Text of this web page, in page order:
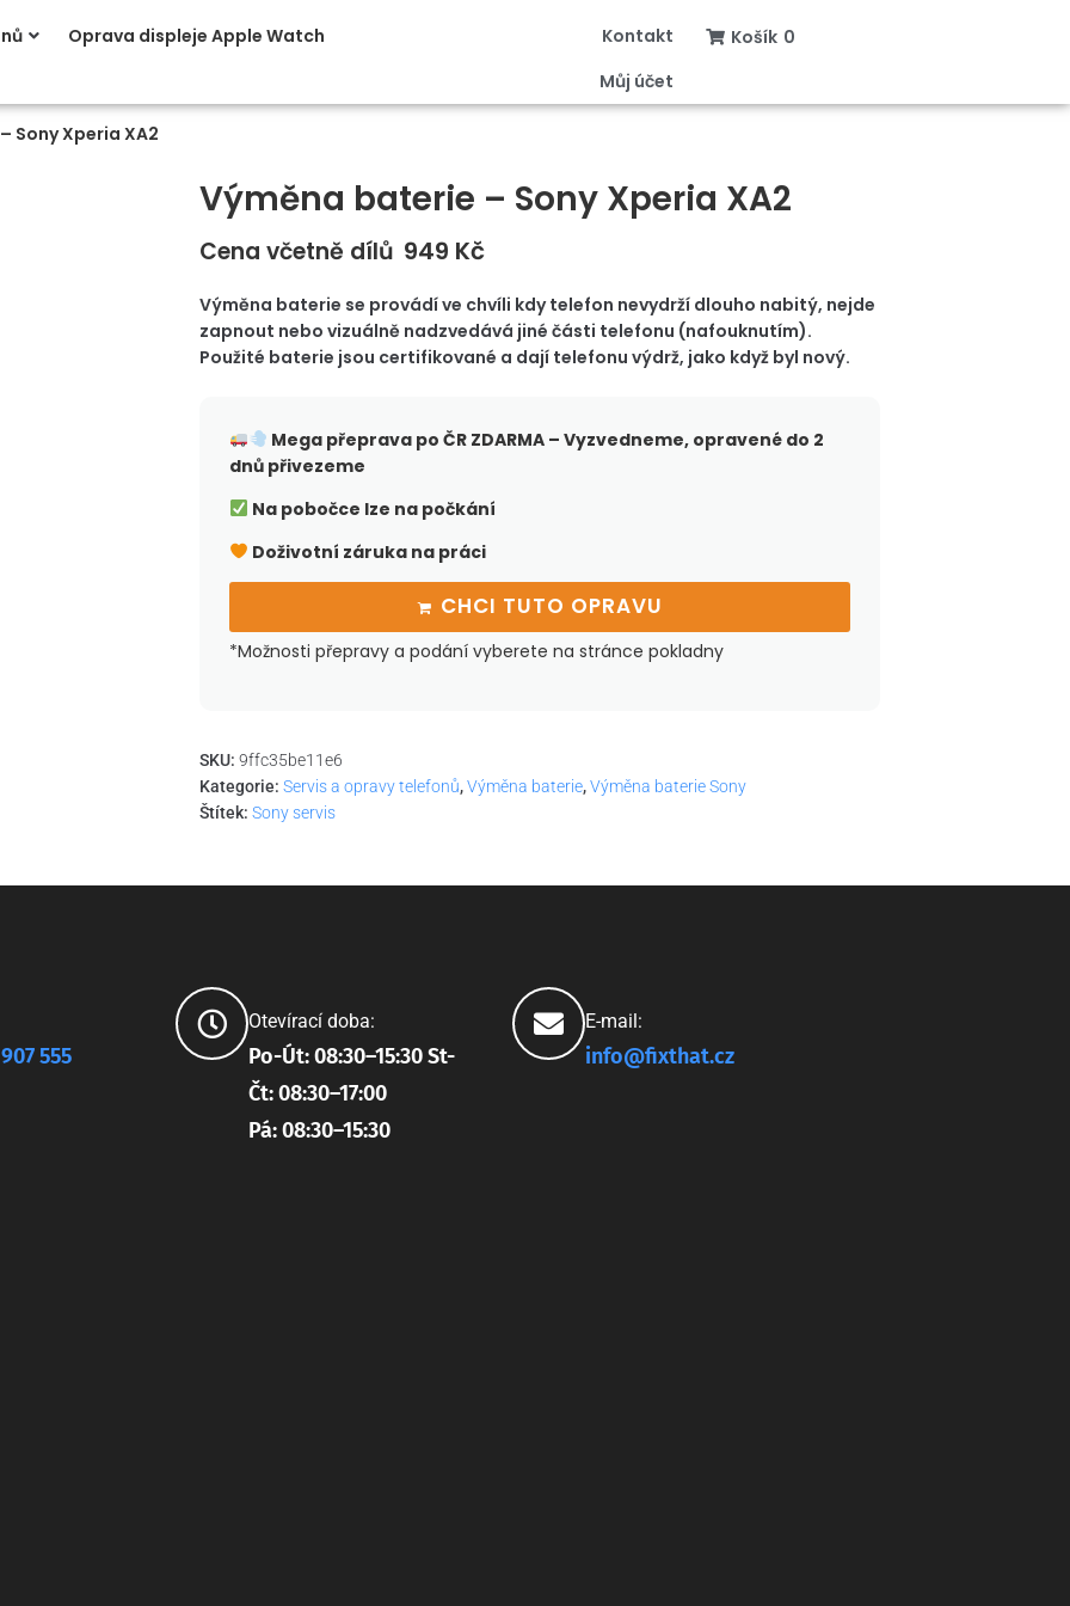
Oprava displeje Apple Watch
Kontakt
Můj účet
Košík 0
Sony Xperia XA2
Výměna baterie – Sony Xperia XA2
Cena včetně dílů 949 Kč
Výměna baterie se provádí ve chvíli kdy telefon nevydrží dlouho nabitý, nejde
zapnout nebo vizuálně nadzvedává jiné části telefonu (nafouknutím).
Použité baterie jsou certifikované a dají telefonu výdrž, jako když byl nový.
Mega přeprava po ČRZDARMA – Vyzvedneme, opravené do 2
dnů přivezeme
Na pobočce lze na počkání
Doživotní záruka na práci
CHCI TUTO OPRAVU
*Možnosti přepravy a podání vyberete na stránce pokladny
SKU: 9ffc35be11e6
Kategorie: Servis a opravy telefonů,Výměna baterie,Výměna baterie Sony
Štítek: Sony servis
555
Otevírací doba:
Po-Út: 08:30–15:30 St-
Čt: 08:30–17:00
Pá: 08:30–15:30
E-mail:
info@fixthat.cz